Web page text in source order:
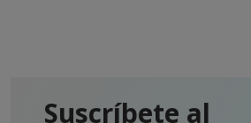
Suscríbete al